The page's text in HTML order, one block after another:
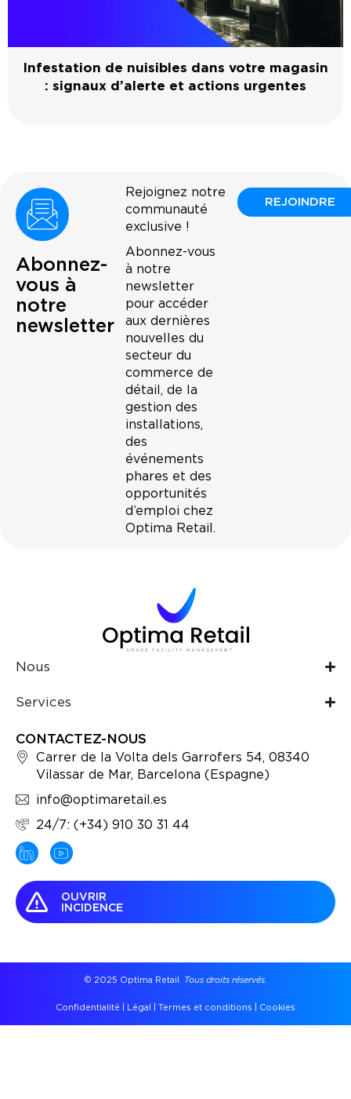
Infestation de nuisibles dans votre magasin
: signaux d’alerte et actions urgentes
Abonnez-
vous à
notre
newsletter
Rejoignez notre
communauté
exclusive !
Abonnez-vous
à notre
newsletter
pour accéder
aux dernières
nouvelles du
secteur du
commerce de
détail, de la
gestion des
installations,
des
événements
phares et des
opportunités
d’emploi chez
Optima Retail.
REJOINDRE
Nous
Services
CONTACTEZ-NOUS
Carrer de la Volta dels Garrofers 54, 08340
Vilassar de Mar, Barcelona (Espagne)
info@optimaretail.es
24/7: (+34) 910 30 31 44
OUVRIR
INCIDENCE
© 2025 Optima Retail. Tous droits réservés.
Confidentialité | Légal | Termes et conditions | Cookies